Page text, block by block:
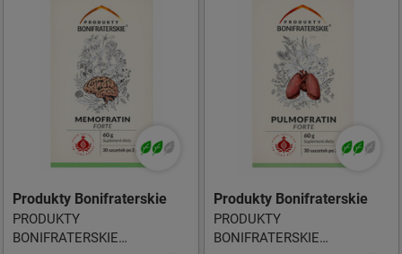
Produkty Bonifraterskie
PRODUKTY
BONIFRATERSKIE
Produkty Bonifraterskie
PRODUKTY
BONIFRATERSKIE